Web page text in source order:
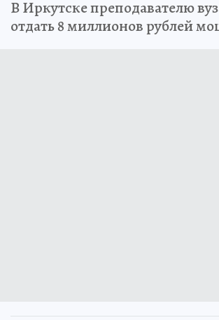
В Иркутске преподавателю
отдать 8 миллионов рублей